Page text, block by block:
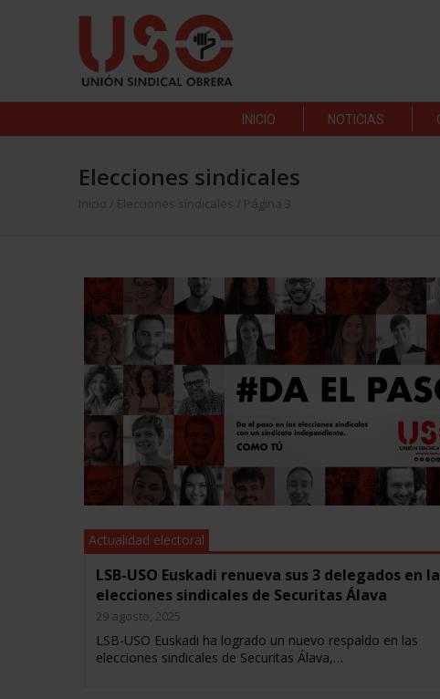
INICIO NOTICIAS
Elecciones sindicales
Inicio Elecciones sindicales / Página 3
Actualidad electoral
LSB-USO Euskadi renueva sus 3 delegados en
elecciones sindicales de Securitas Álava
29 agosto, 2025
LSB-USO Euskadi ha logrado un nuevo respaldo en las
elecciones sindicales de Securitas Álava,…